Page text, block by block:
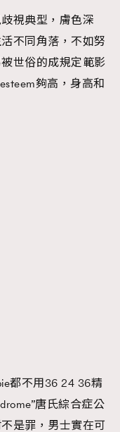
視典型，膚色深
不同角落，不如努
世俗的成規定範影
夠高，身高和
都不用36 24 36精
唐氏綜合症公
是罪，男士實在可